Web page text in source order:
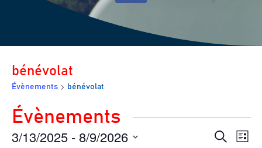
;
bénévolat
Évènements bénévolat
Évènements
Recherche
Liste
3/13/2025 - 8/9/2026